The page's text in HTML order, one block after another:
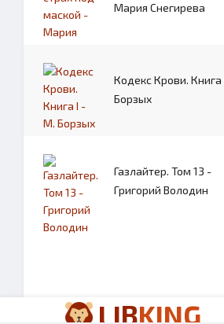
Мария Снегирева
Кодекс Крови.
Борзых
Газлайтер. Том 13 -
Григорий Володин
LIBKING